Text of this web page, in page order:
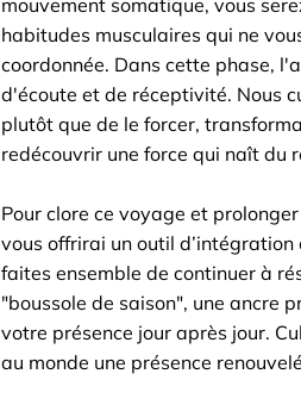
mouvement somatique, vous
habitudes musculaires qui ne
coordonnée. Dans cette phase,
d'écoute et de réceptivité. Nous
plutôt que de le forcer,
redécouvrir une force qui naît du
Pour clore ce voyage et
vous offrirai un outil
faites ensemble de continuer à
"boussole de saison", une ancre
votre présence jour après jour.
au monde une présence